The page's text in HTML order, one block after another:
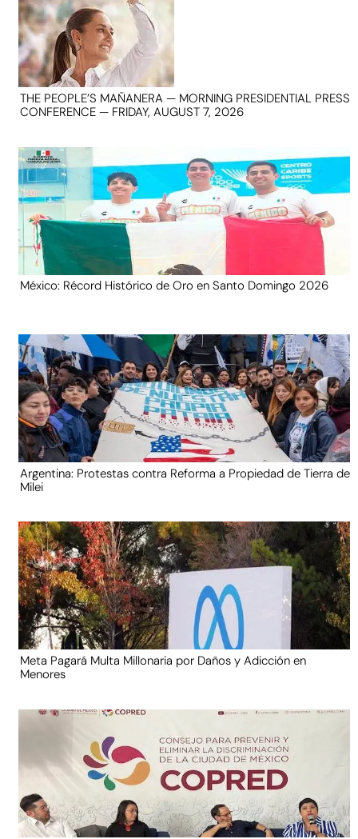
THE PEOPLE’S MAÑANERA — MORNING PRESIDENTIAL PRESS
CONFERENCE — FRIDAY, AUGUST 7, 2026
México: Récord Histórico de Oro en Santo Domingo 2026
Argentina: Protestas contra Reforma a Propiedad de Tierra de
Milei
Meta Pagará Multa Millonaria por Daños y Adicción en
Menores